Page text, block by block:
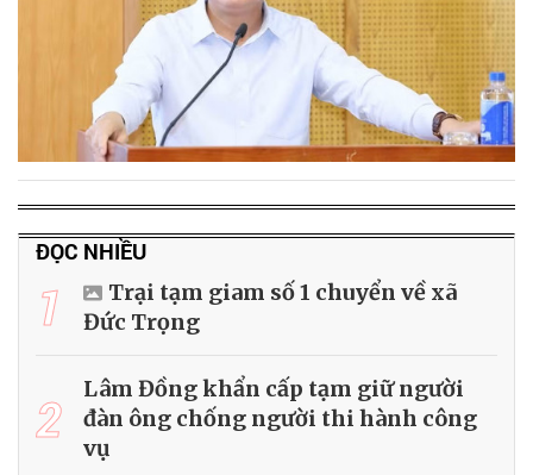
ĐỌC NHIỀU
1
Trại tạm giam số 1 chuyển về xã
Đức Trọng
2
Lâm Đồng khẩn cấp tạm giữ người
đàn ông chống người thi hành công
vụ